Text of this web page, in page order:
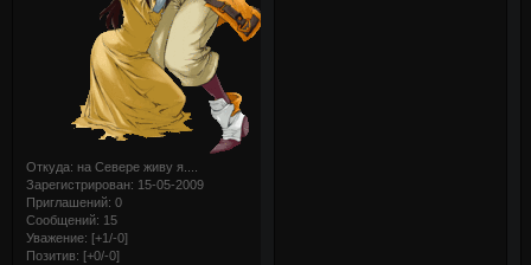
Откуда: на Севере живу я....
Зарегистрирован: 15-05-2009
Приглашений: 0
Сообщений: 15
Уважение: [+1/-0]
Позитив: [+0/-0]